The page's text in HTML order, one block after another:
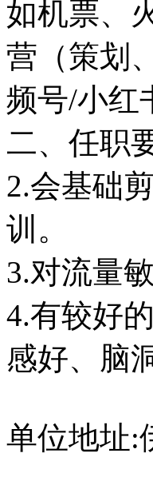
如机票、
营（策划
频号/小红
二、任职
2.会基础
训。
3.对流量
4.有较好
感好、脑
单位地址: